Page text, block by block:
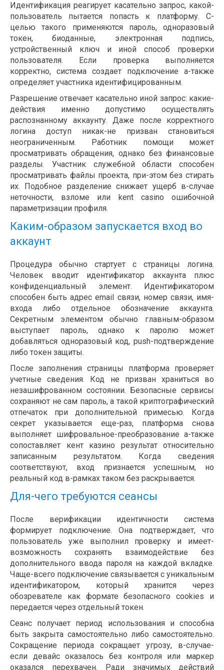
Идентификация реагирует касательно запрос, какой-
пользователь пытается попасть к платформу. С-
целью такого применяются пароль, одноразовый
токен, биоданные, электронная подпись,
устройственный ключ и иной способ проверки
пользователя. Если проверка выполняется
корректно, система создает подключение а-также
определяет участника идентифицированным.
Разрешение отвечает касательно иной запрос: какие-
действия именно допустимо осуществлять
распознанному аккаунту. Даже после корректного
логина доступ никак-не призван становиться
неограниченным. Работник помощи может
просматривать обращения, однако без финансовые
разделы. Участник служебной области способен
просматривать файлы проекта, при-этом без стирать
их. Подобное разделение снижает ущерб в-случае
неточности, взломе или kent casino ошибочной
параметризации профиля.
Каким-образом запускается вход во
аккаунт
Процедура обычно стартует с страницы логина.
Человек вводит идентификатор аккаунта плюс
конфиденциальный элемент. Идентификатором
способен быть адрес email связи, номер связи, имя-
входа либо отдельное обозначение аккаунта.
Секретным элементом обычно главным-образом
выступает пароль, однако к паролю может
добавляться одноразовый код, push-подтверждение
либо токен защиты.
После заполнения страницы платформа проверяет
учетные сведения. Код не призван храниться во
незашифрованном состоянии. Безопасные сервисы
сохраняют не сам пароль, а такой криптографический
отпечаток при дополнительной примесью. Когда
секрет указывается еще-раз, платформа снова
выполняет шифровальное-преобразование а-также
сопоставляет кент казино результат относительно
записанным результатом. Когда сведения
соответствуют, вход признается успешным, но
реальный код в-рамках таком без раскрывается.
Для-чего требуются сеансы
После верификации идентичности система
формирует подключение. Она подтверждает, что
пользователь уже выполнил проверку и имеет-
возможность сохранять взаимодействие без
дополнительного ввода пароля на каждой вкладке.
Чаще-всего подключение связывается с уникальным
идентификатором, который хранится через
обозревателе как формате безопасного cookies и
передается через отдельный токен.
Сеанс получает период использования и способна
быть закрыта самостоятельно либо самостоятельно.
Сокращение периода сокращает угрозу, в-случае-
если девайс оказалось без контроля или маркер
оказался перехвачен. Ради значимых действий